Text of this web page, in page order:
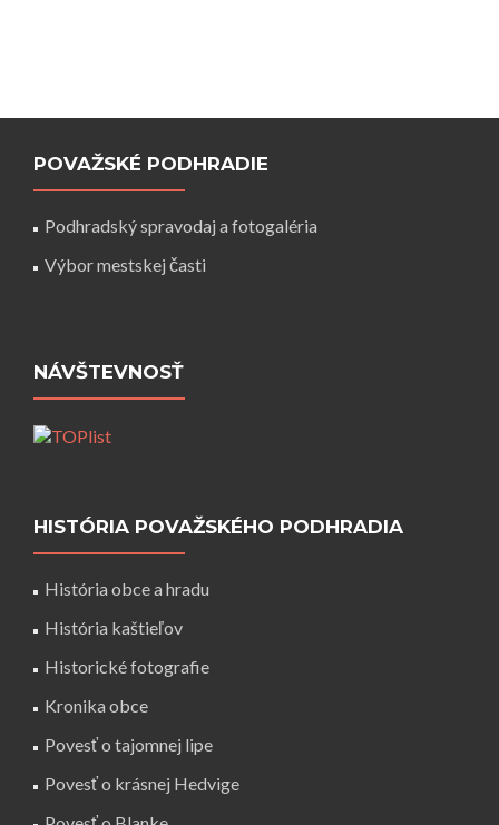
POVAŽSKÉ PODHRADIE
Podhradský spravodaj a fotogaléria
Výbor mestskej časti
NÁVŠTEVNOSŤ
HISTÓRIA POVAŽSKÉHO PODHRADIA
História obce a hradu
História kaštieľov
Historické fotografie
Kronika obce
Povesť o tajomnej lipe
Povesť o krásnej Hedvige